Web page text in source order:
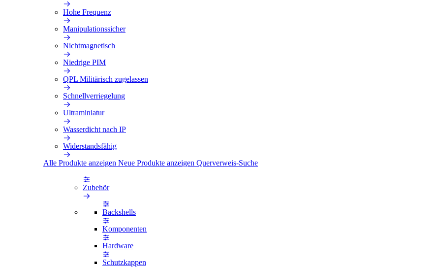
Hohe Frequenz
Manipulationssicher
Nichtmagnetisch
Niedrige PIM
QPL Militärisch zugelassen
Schnellverriegelung
Ultraminiatur
Wasserdicht nach IP
Widerstandsfähig
Alle Produkte anzeigen Neue Produkte anzeigen Querverweis-Suche
Zubehör
Backshells
Komponenten
Hardware
Schutzkappen